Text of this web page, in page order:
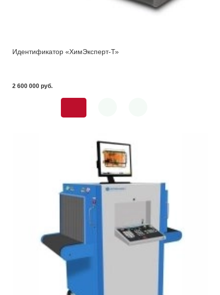
Идентификатор «ХимЭксперт-Т»
2 600 000 pуб.